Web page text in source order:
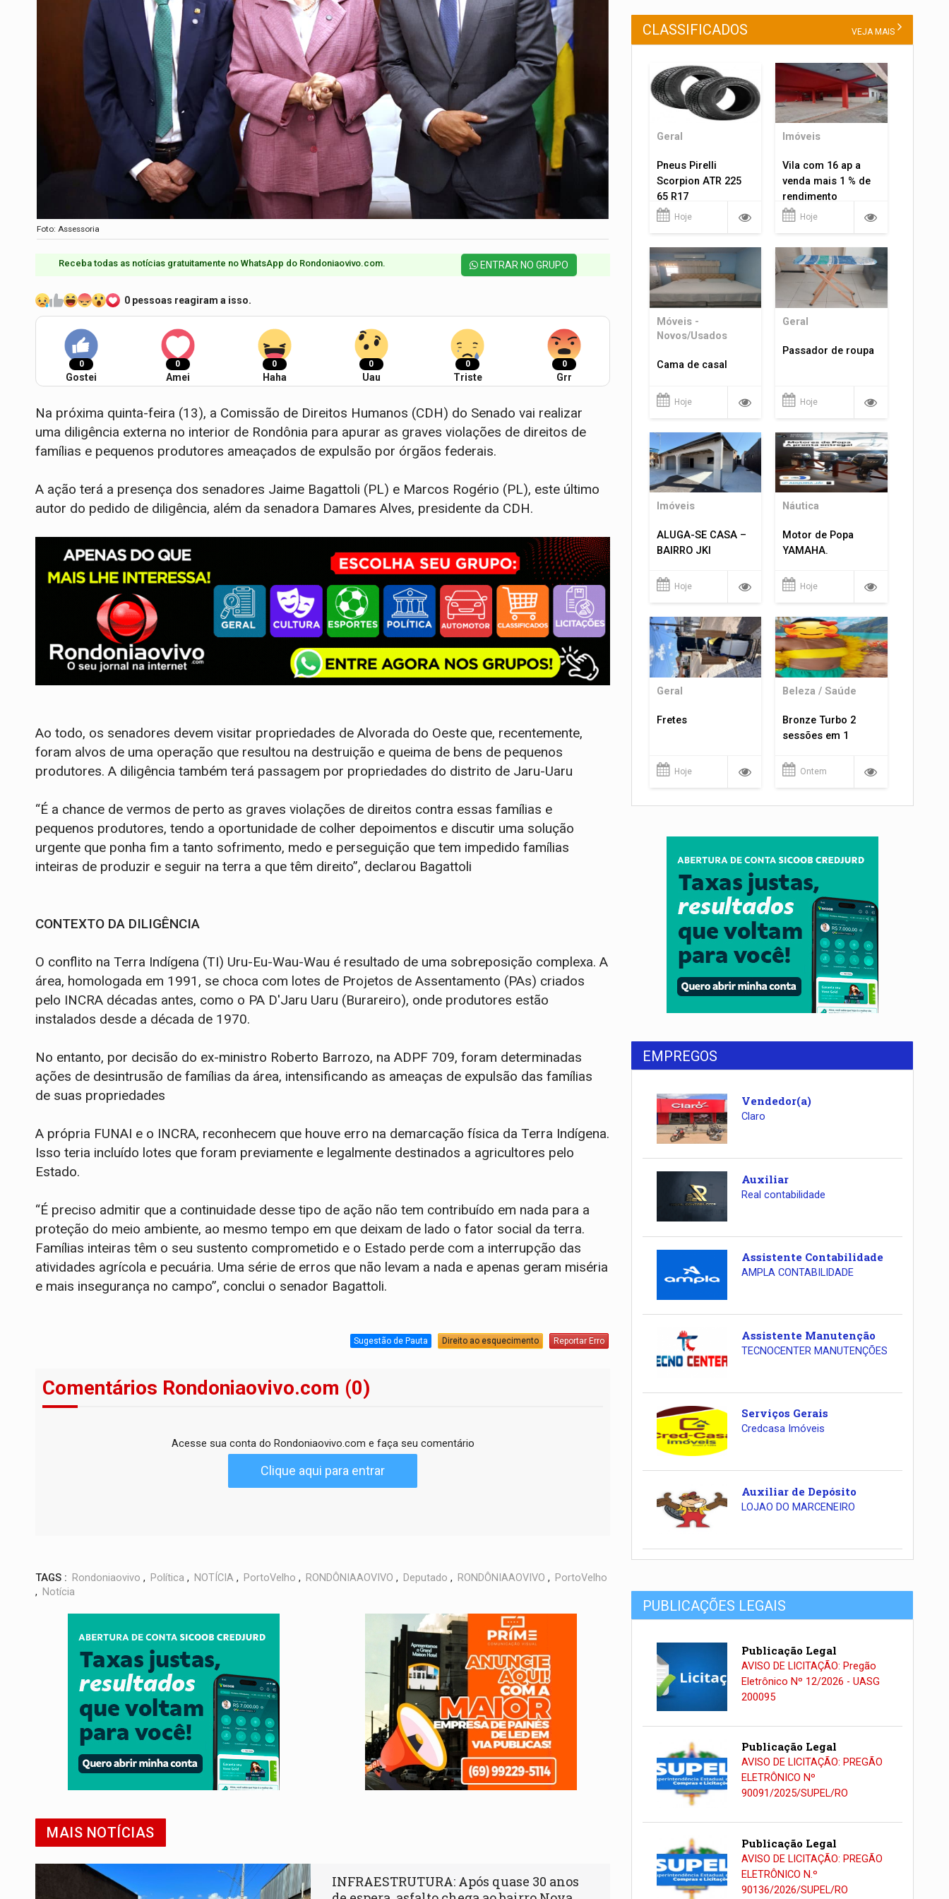
Foto: Assessoria
Receba todas as notícias gratuitamente no WhatsApp do Rondoniaovivo.com.​ ENTRAR NO GRUPO
0 pessoas reagiram a isso.
0
Gostei
0
Amei
0
Haha
0
Uau
0
Triste
0
Grr
Na próxima quinta-feira (13), a Comissão de Direitos Humanos (CDH) do Senado vai realizar
uma diligência externa no interior de Rondônia para apurar as graves violações de direitos de
famílias e pequenos produtores ameaçados de expulsão por órgãos federais.
A ação terá a presença dos senadores Jaime Bagattoli (PL) e Marcos Rogério (PL), este último
autor do pedido de diligência, além da senadora Damares Alves, presidente da CDH.
Ao todo, os senadores devem visitar propriedades de Alvorada do Oeste que, recentemente,
foram alvos de uma operação que resultou na destruição e queima de bens de pequenos
produtores. A diligência também terá passagem por propriedades do distrito de Jaru-Uaru
“É a chance de vermos de perto as graves violações de direitos contra essas famílias e
pequenos produtores, tendo a oportunidade de colher depoimentos e discutir uma solução
urgente que ponha fim a tanto sofrimento, medo e perseguição que tem impedido famílias
inteiras de produzir e seguir na terra a que têm direito”, declarou Bagattoli
CONTEXTO DA DILIGÊNCIA
O conflito na Terra Indígena (TI) Uru-Eu-Wau-Wau é resultado de uma sobreposição complexa. A
área, homologada em 1991, se choca com lotes de Projetos de Assentamento (PAs) criados
pelo INCRA décadas antes, como o PA D'Jaru Uaru (Burareiro), onde produtores estão
instalados desde a década de 1970.
No entanto, por decisão do ex-ministro Roberto Barrozo, na ADPF 709, foram determinadas
ações de desintrusão de famílias da área, intensificando as ameaças de expulsão das famílias
de suas propriedades
A própria FUNAI e o INCRA, reconhecem que houve erro na demarcação física da Terra Indígena.
Isso teria incluído lotes que foram previamente e legalmente destinados a agricultores pelo
Estado.
“É preciso admitir que a continuidade desse tipo de ação não tem contribuído em nada para a
proteção do meio ambiente, ao mesmo tempo em que deixam de lado o fator social da terra.
Famílias inteiras têm o seu sustento comprometido e o Estado perde com a interrupção das
atividades agrícola e pecuária. Uma série de erros que não levam a nada e apenas geram miséria
e mais insegurança no campo”, conclui o senador Bagattoli.
Sugestão de Pauta Direito ao esquecimento Reportar Erro
Comentários Rondoniaovivo.com (0)
Acesse sua conta do Rondoniaovivo.com e faça seu comentário
Clique aqui para entrar
TAGS : Rondoniaovivo , Política , NOTÍCIA , PortoVelho , RONDÔNIAAOVIVO , Deputado , RONDÔNIAAOVIVO , PortoVelho
, Notícia
MAIS NOTÍCIAS
INFRAESTRUTURA: Após quase 30 anos
CLASSIFICADOS VEJA MAIS
Geral
Pneus Pirelli
Scorpion ATR 225
65 R17
Hoje
Imóveis
Vila com 16 ap a
venda mais 1 % de
rendimento
Hoje
Móveis -
Novos/Usados
Cama de casal
Hoje
Geral
Passador de roupa
Hoje
Imóveis
ALUGA-SE CASA –
BAIRRO JKI
Hoje
Náutica
Motor de Popa
YAMAHA.
Hoje
Geral
Fretes
Hoje
Beleza / Saúde
Bronze Turbo 2
sessões em 1
Ontem
EMPREGOS
Vendedor(a)
Claro
Auxiliar
Real contabilidade
Assistente Contabilidade
AMPLA CONTABILIDADE
Assistente Manutenção
TECNOCENTER MANUTENÇÕES
Serviços Gerais
Credcasa Imóveis
Auxiliar de Depósito
LOJAO DO MARCENEIRO
PUBLICAÇÕES LEGAIS
Publicação Legal
AVISO DE LICITAÇÃO: Pregão
Eletrônico Nº 12/2026 - UASG
200095
Publicação Legal
AVISO DE LICITAÇÃO: PREGÃO
ELETRÔNICO Nº
90091/2025/SUPEL/RO
Publicação Legal
AVISO DE LICITAÇÃO: PREGÃO
ELETRÔNICO N.º
90136/2026/SUPEL/RO